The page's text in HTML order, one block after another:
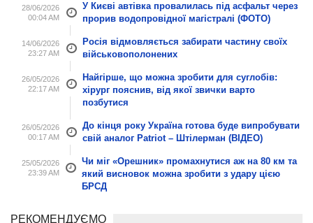
28/06/2026
00:04 AM
У Києві автівка провалилась під асфальт через
прорив водопровідної магістралі (ФОТО)
14/06/2026
23:27 AM
Росія відмовляється забирати частину своїх
військовополонених
26/05/2026
22:17 AM
Найгірше, що можна зробити для суглобів:
хірург пояснив, від якої звички варто
позбутися
26/05/2026
00:17 AM
До кінця року Україна готова буде випробувати
свій аналог Patriot – Штілерман (ВІДЕО)
25/05/2026
23:39 AM
Чи міг «Орешник» промахнутися аж на 80 км та
який висновок можна зробити з удару цією
БРСД
РЕКОМЕНДУЄМО